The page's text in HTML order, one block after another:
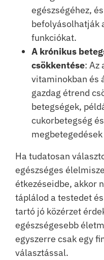
egészségéhez,
befolyásolhatják
funkciókat.
A krónikus
csökkentése: Az
vitaminokban és
gazdag étrend
betegségek,
cukorbetegség
Ha tudatosan
egészséges
étkezéseidbe, akkor
táplálod a testedet
tartó jó közérzet
egészségesebb
egyszerre csak egy
választással.